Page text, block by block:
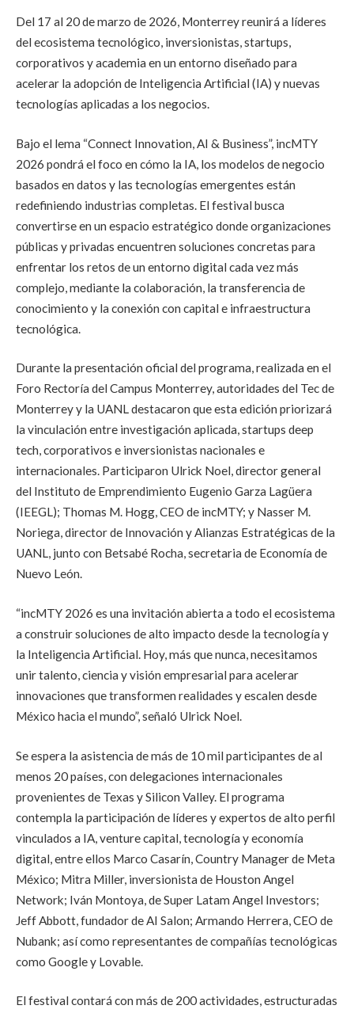
Del 17 al 20 de marzo de 2026, Monterrey reunirá a líderes
del ecosistema tecnológico, inversionistas, startups,
corporativos y academia en un entorno diseñado para
acelerar la adopción de Inteligencia Artificial (IA) y nuevas
tecnologías aplicadas a los negocios.
Bajo el lema “Connect Innovation, AI & Business”, incMTY
2026 pondrá el foco en cómo la IA, los modelos de negocio
basados en datos y las tecnologías emergentes están
redefiniendo industrias completas. El festival busca
convertirse en un espacio estratégico donde organizaciones
públicas y privadas encuentren soluciones concretas para
enfrentar los retos de un entorno digital cada vez más
complejo, mediante la colaboración, la transferencia de
conocimiento y la conexión con capital e infraestructura
tecnológica.
Durante la presentación oficial del programa, realizada en el
Foro Rectoría del Campus Monterrey, autoridades del Tec de
Monterrey y la UANL destacaron que esta edición priorizará
la vinculación entre investigación aplicada, startups deep
tech, corporativos e inversionistas nacionales e
internacionales. Participaron Ulrick Noel, director general
del Instituto de Emprendimiento Eugenio Garza Lagüera
(IEEGL); Thomas M. Hogg, CEO de incMTY; y Nasser M.
Noriega, director de Innovación y Alianzas Estratégicas de la
UANL, junto con Betsabé Rocha, secretaria de Economía de
Nuevo León.
“incMTY 2026 es una invitación abierta a todo el ecosistema
a construir soluciones de alto impacto desde la tecnología y
la Inteligencia Artificial. Hoy, más que nunca, necesitamos
unir talento, ciencia y visión empresarial para acelerar
innovaciones que transformen realidades y escalen desde
México hacia el mundo”, señaló Ulrick Noel.
Se espera la asistencia de más de 10 mil participantes de al
menos 20 países, con delegaciones internacionales
provenientes de Texas y Silicon Valley. El programa
contempla la participación de líderes y expertos de alto perfil
vinculados a IA, venture capital, tecnología y economía
digital, entre ellos Marco Casarín, Country Manager de Meta
México; Mitra Miller, inversionista de Houston Angel
Network; Iván Montoya, de Super Latam Angel Investors;
Jeff Abbott, fundador de AI Salon; Armando Herrera, CEO de
Nubank; así como representantes de compañías tecnológicas
como Google y Lovable.
El festival contará con más de 200 actividades, estructuradas